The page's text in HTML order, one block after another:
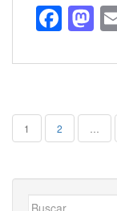
F
e
o
o
k
M
o
n
1 2
Buscar: